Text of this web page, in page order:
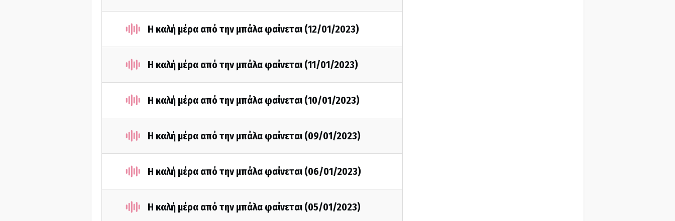
Η καλή μέρα από την μπάλα φαίνεται (12/01/2023)
Η καλή μέρα από την μπάλα φαίνεται (11/01/2023)
Η καλή μέρα από την μπάλα φαίνεται (10/01/2023)
Η καλή μέρα από την μπάλα φαίνεται (09/01/2023)
Η καλή μέρα από την μπάλα φαίνεται (06/01/2023)
Η καλή μέρα από την μπάλα φαίνεται (05/01/2023)